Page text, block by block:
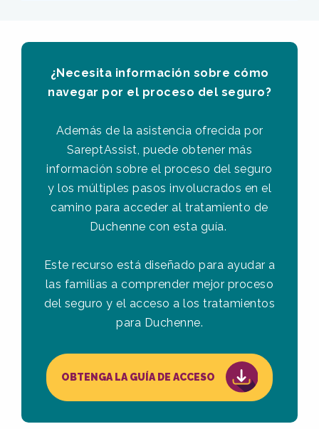
¿Necesita información sobre cómo
navegar por el proceso del seguro?
Además de la asistencia ofrecida por
SareptAssist, puede obtener más
información sobre el proceso del seguro
y los múltiples pasos involucrados en el
camino para acceder al tratamiento de
Duchenne con esta guía.
Este recurso está diseñado para ayudar a
las familias a comprender mejor proceso
del seguro y el acceso a los tratamientos
para Duchenne.
OBTENGA LA GUÍA DE ACCESO